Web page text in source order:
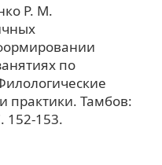
Р. М.
по
практики. Тамбов:
152-153.